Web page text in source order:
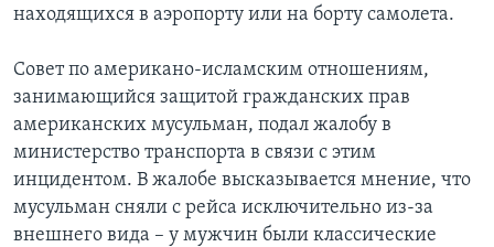
находящихся в аэропорту или на борту самолета.
Совет по американо-исламским отношениям,
занимающийся защитой гражданских прав
американских мусульман, подал жалобу в
министерство транспорта в связи с этим
инцидентом. В жалобе высказывается мнение, что
мусульман сняли с рейса исключительно из-за
внешнего вида – у мужчин были классические